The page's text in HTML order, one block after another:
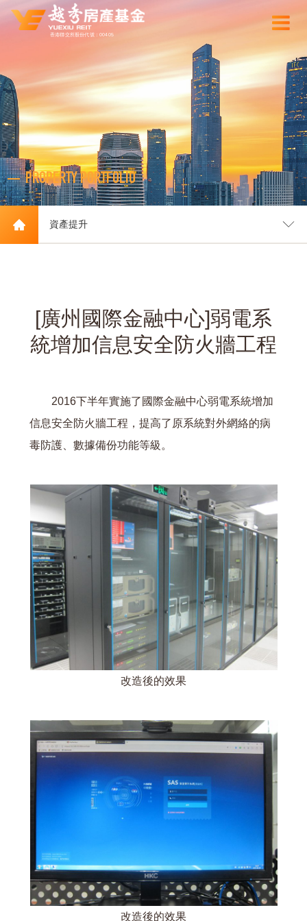
香港聯交所股份代號：00405
PROPERTY PORTFOLIO
資產提升
[廣州國際金融中心]弱電系
統增加信息安全防火牆工程
2016下半年實施了國際金融中心弱電系統增加
信息安全防火牆工程，提高了原系統對外網絡的病
毒防護、數據備份功能等級。
改造後的效果
改造後的效果